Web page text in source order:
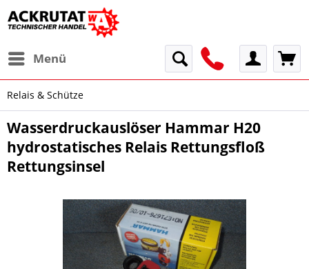
Menü
Relais & Schütze
Wasserdruckauslöser Hammar H20
hydrostatisches Relais Rettungsfloß
Rettungsinsel